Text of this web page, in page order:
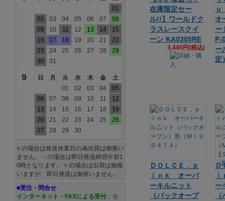
在庫限定セー
ル!!】ワールドク
ラスレースクイ
ーン KA0305RE
3,445円(税込)
オ
ー
P-
ー
定
ＤＯＬＣＥ．ｐ
ｉｎｋ オーバ
ーキルニット
（バックオープ
Ｄ
ー
01
02
03 04 05 06 07
08
09
10 11 12 13 14
15
16
17 18 19 20 21
22
23
24 25 26 27 28
29
30
31
9 日 月 火 水 木 金
土
01
02 03 04
05
06
07 08 09 10 11
12
13
14 15 16 17 18
19
20
21 22 23 24 25
26
27
28 29 30
■ の場合は発送休業日の為出荷は御座い
ません。 ■ の場合は即日発送締切午前1
0時となります。 ■ の場合は出荷は御座
いますが、即日発送は御座いません。
■受注・問合せ
インターネット・FAXによる受付 ：全